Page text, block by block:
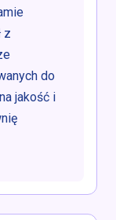
z
do
jakość i